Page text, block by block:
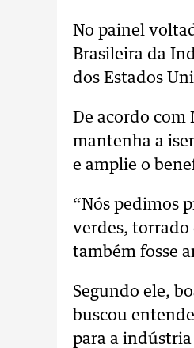
No painel
Brasileira da
dos Estados
De acordo com
mantenha a
e amplie o
“Nós pedimos
verdes, torrado
também fosse
Segundo ele,
buscou
para a indústria